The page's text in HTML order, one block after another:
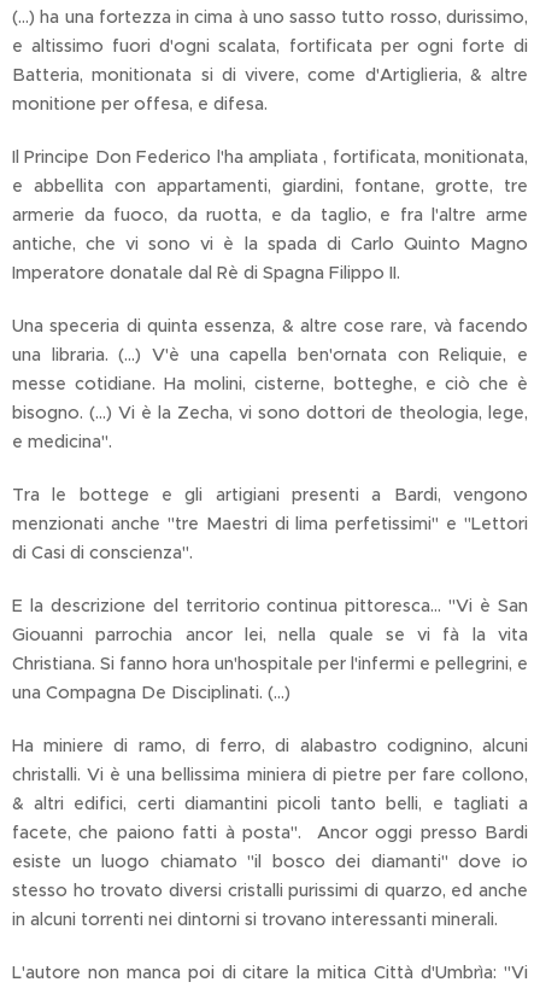
(...) ha una fortezza in cima à uno sasso tutto rosso, durissimo,
e altissimo fuori d'ogni scalata, fortificata per ogni forte di
Batteria, monitionata si di vivere, come d'Artiglieria, & altre
monitione per offesa, e difesa.
Il Principe Don Federico l'ha ampliata , fortificata, monitionata,
e abbellita con appartamenti, giardini, fontane, grotte, tre
armerie da fuoco, da ruotta, e da taglio, e fra l'altre arme
antiche, che vi sono vi è la spada di Carlo Quinto Magno
Imperatore donatale dal Rè di Spagna Filippo II.
Una speceria di quinta essenza, & altre cose rare, và facendo
una libraria. (...) V'è una capella ben'ornata con Reliquie, e
messe cotidiane. Ha molini, cisterne, botteghe, e ciò che è
bisogno. (...) Vi è la Zecha, vi sono dottori de theologia, lege,
e medicina".
Tra le bottege e gli artigiani presenti a Bardi, vengono
menzionati anche "tre Maestri di lima perfetissimi" e "Lettori
di Casi di conscienza".
E la descrizione del territorio continua pittoresca... "Vi è San
Giouanni parrochia ancor lei, nella quale se vi fà la vita
Christiana. Si fanno hora un'hospitale per l'infermi e pellegrini, e
una Compagna De Disciplinati. (...)
Ha miniere di ramo, di ferro, di alabastro codignino, alcuni
christalli. Vi è una bellissima miniera di pietre per fare collono,
& altri edifici, certi diamantini picoli tanto belli, e tagliati a
facete, che paiono fatti à posta". Ancor oggi presso Bardi
esiste un luogo chiamato "il bosco dei diamanti" dove io
stesso ho trovato diversi cristalli purissimi di quarzo, ed anche
in alcuni torrenti nei dintorni si trovano interessanti minerali.
L'autore non manca poi di citare la mitica Città d'Umbrìa: "Vi